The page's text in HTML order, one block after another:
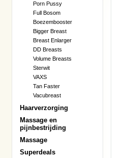
Porn Pussy
Full Bosom
Boezembooster
Bigger Breast
Breast Enlarger
DD Breasts
Volume Breasts
Sterwit
VAXS
Tan Faster
Vacubreast
Haarverzorging
Massage en
pijnbestrijding
Massage
Superdeals